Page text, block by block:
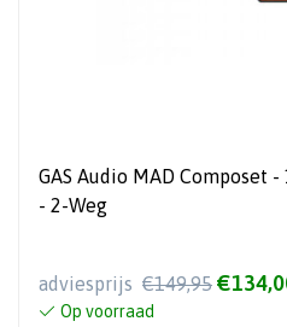
GAS Audio MAD Composet
- 2-Weg
adviesprijs €149,95
Op voorraad